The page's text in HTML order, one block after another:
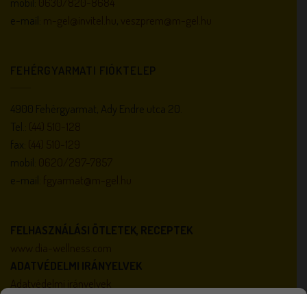
e-mail:
FEHÉRGYARMATI FIÓKTELEP
4900 Fehérgyarmat, Ady Endre utca 20.
Tel.:
fax:
mobil:
e-mail:
FELHASZNÁLÁSI ÖTLETEK, RECEPTEK
ADATVÉDELMI IRÁNYELVEK